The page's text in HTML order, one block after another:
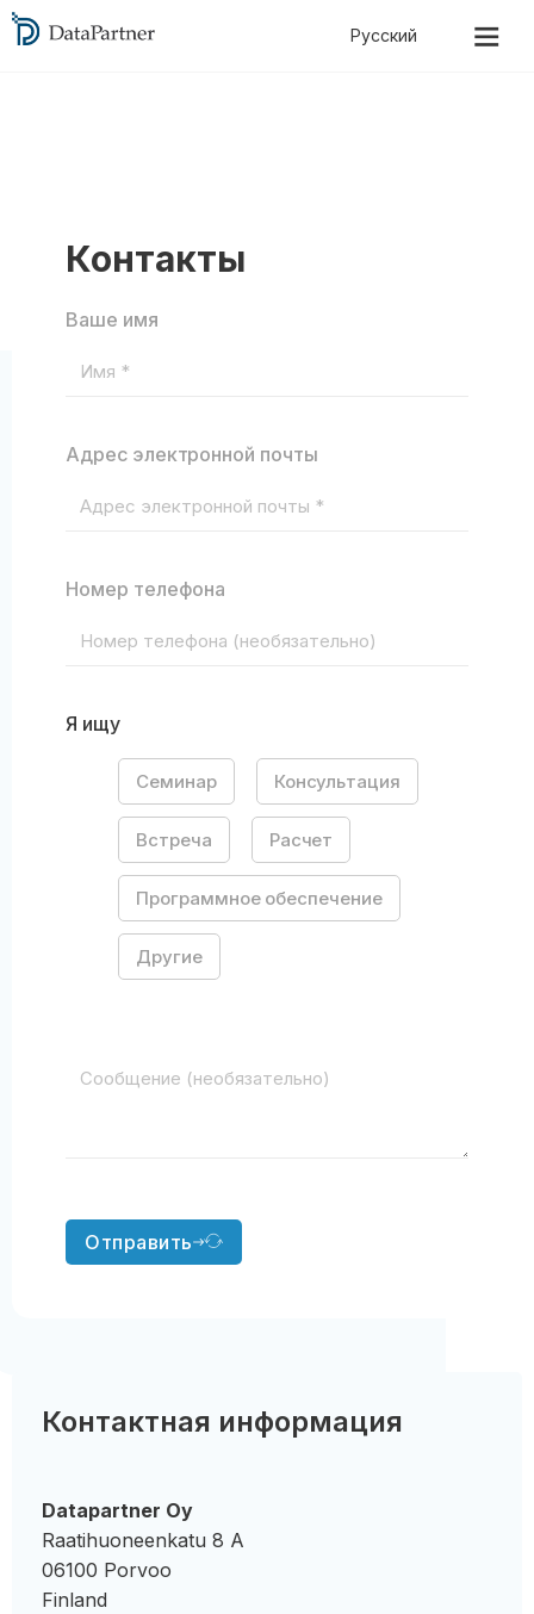
Контакты
Ваше имя
Адрес электронной почты
Номер телефона
Я ищу
Семинар Консультация
Встреча Расчет
Программное обеспечение
Другие
Отправить
Контактная информация
Datapartner Oy
Raatihuoneenkatu 8 A
06100 Porvoo
Finland